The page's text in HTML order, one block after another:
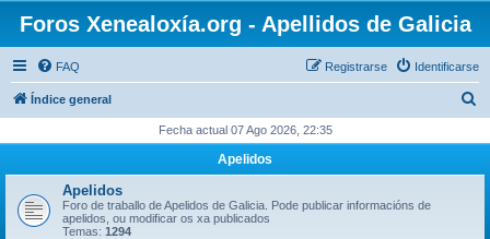
Foros Xenealoxía.org - Apellidos de Galicia
FAQ Identificarse
Registrarse
Índice general
c
Fecha actual 07 Ago 2026, 22:35
Apelidos
Apelidos
Foro de traballo de Apelidos de Galicia. Pode publicar informacións de
apelidos, ou modificar os xa publicados
Temas: 1294